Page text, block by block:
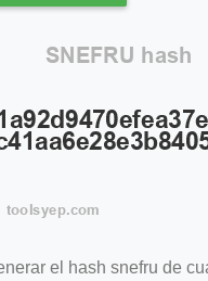
el hash snefru de